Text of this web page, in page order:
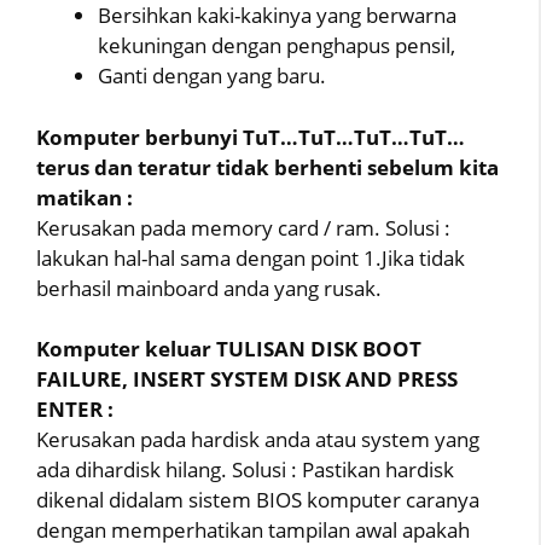
Bersihkan kaki-kakinya yang berwarna
kekuningan dengan penghapus pensil,
Ganti dengan yang baru.
Komputer berbunyi TuT…TuT…TuT…TuT…
terus dan teratur tidak berhenti sebelum kita
matikan :
Kerusakan pada memory card / ram. Solusi :
lakukan hal-hal sama dengan point 1.Jika tidak
berhasil mainboard anda yang rusak.
Komputer keluar TULISAN DISK BOOT
FAILURE, INSERT SYSTEM DISK AND PRESS
ENTER :
Kerusakan pada hardisk anda atau system yang
ada dihardisk hilang. Solusi : Pastikan hardisk
dikenal didalam sistem BIOS komputer caranya
dengan memperhatikan tampilan awal apakah